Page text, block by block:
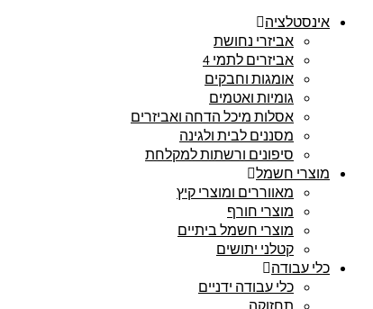
אינסטלציה
אביזרי נחושת
אביזרים לתמי 4
אומגות וחבקים
גומיות ואטמים
אסלות מיכל הדחה ואביזרים
מסננים לבית ולגינה
סיפונים ורשתות למקלחת
מוצרי חשמל
מאווררים ומוצרי קיץ
מוצרי חורף
מוצרי חשמל ביתיים
קטלני יתושים
כלי עבודה
כלי עבודה ידניים